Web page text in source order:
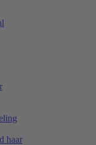
haar